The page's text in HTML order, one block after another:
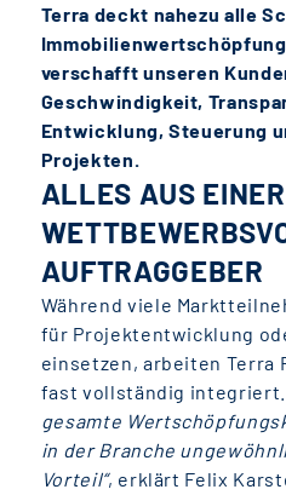
Terra deckt nahezu alle
verschafft unseren
Geschwindigkeit,
Entwicklung, Steuerung
Projekten.
ALLES AUS
AUFTRAGGEBER
Während viele
für Projektentwicklung
einsetzen, arbeiten Terra
fast vollständig integriert.
gesamte
in der Branche
Vorteil“, erklärt Felix